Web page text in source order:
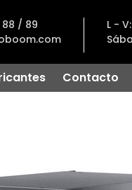
88 / 89
L -
Contacto